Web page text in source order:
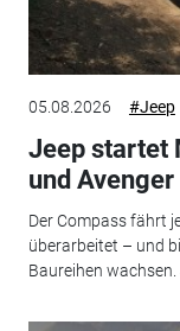
05.08.2026 #Jeep
Jeep startet
und
Der Compass fährt
überarbeitet – und
Baureihen wachsen.